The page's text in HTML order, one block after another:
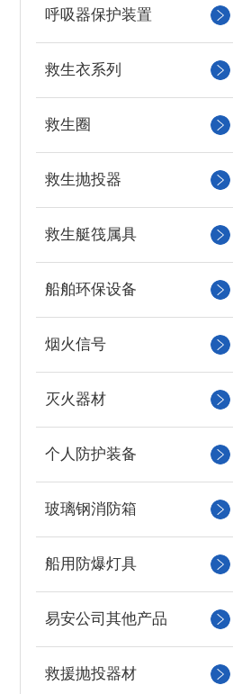
呼吸器保护装置
救生衣系列
救生圈
救生抛投器
救生艇筏属具
船舶环保设备
烟火信号
灭火器材
个人防护装备
玻璃钢消防箱
船用防爆灯具
易安公司其他产品
救援抛投器材